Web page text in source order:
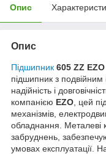
Опис
Опис
Підшипник 605 ZZ
підшипник з
надійність і
компанією EZO , цей
механізмів,
обладнання. Металеві
забруднень,
умовах експлуатації.